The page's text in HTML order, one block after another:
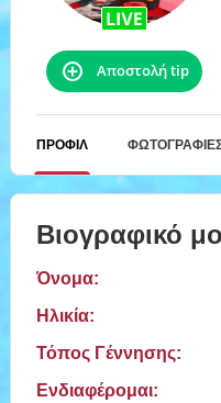
Αποστολή tip
ΠΡΟΦΊΛ
Βιογραφικό
Όνομα:
Ηλικία:
Τόπος Γέννησης:
Ενδιαφέρομαι: